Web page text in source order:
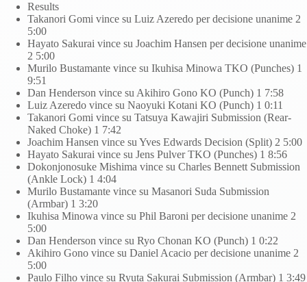
Results
Takanori Gomi vince su Luiz Azeredo per decisione unanime 2
5:00
Hayato Sakurai vince su Joachim Hansen per decisione unanime
2 5:00
Murilo Bustamante vince su Ikuhisa Minowa TKO (Punches) 1
9:51
Dan Henderson vince su Akihiro Gono KO (Punch) 1 7:58
Luiz Azeredo vince su Naoyuki Kotani KO (Punch) 1 0:11
Takanori Gomi vince su Tatsuya Kawajiri Submission (Rear-
Naked Choke) 1 7:42
Joachim Hansen vince su Yves Edwards Decision (Split) 2 5:00
Hayato Sakurai vince su Jens Pulver TKO (Punches) 1 8:56
Dokonjonosuke Mishima vince su Charles Bennett Submission
(Ankle Lock) 1 4:04
Murilo Bustamante vince su Masanori Suda Submission
(Armbar) 1 3:20
Ikuhisa Minowa vince su Phil Baroni per decisione unanime 2
5:00
Dan Henderson vince su Ryo Chonan KO (Punch) 1 0:22
Akihiro Gono vince su Daniel Acacio per decisione unanime 2
5:00
Paulo Filho vince su Ryuta Sakurai Submission (Armbar) 1 3:49